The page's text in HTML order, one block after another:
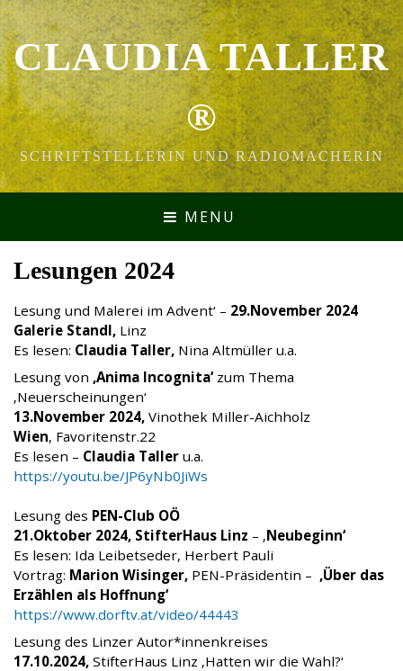
CLAUDIA TALLER
®
SCHRIFTSTELLERIN UND RADIOMACHERIN
MENU
Lesungen 2024
Lesung und Malerei im Advent‘ – 29.November 2024
Galerie Standl, Linz
Es lesen: Claudia Taller, Nina Altmüller u.a.
Lesung von ‚Anima Incognita‘ zum Thema
‚Neuerscheinungen‘
13.November 2024, Vinothek Miller-Aichholz
Wien, Favoritenstr.22
Es lesen – Claudia Taller u.a.
https://youtu.be/JP6yNb0JiWs
Lesung des PEN-Club OÖ
21.Oktober 2024, StifterHaus Linz – ‚Neubeginn‘
Es lesen: Ida Leibetseder, Herbert Pauli
Vortrag: Marion Wisinger, PEN-Präsidentin – ‚Über das
Erzählen als Hoffnung‘
https://www.dorftv.at/video/44443
Lesung des Linzer Autor*innenkreises
17.10.2024, StifterHaus Linz ‚Hatten wir die Wahl?‘